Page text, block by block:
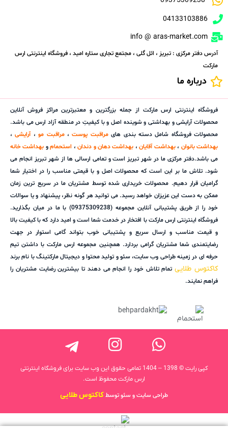
04133103886
info @ aras-market.com
آدرس دفتر مرکزی : تبریز ، ائل گلی ، مجتمع تجاری ستاره امید ، فروشگاه اینترنتی ارس
مارکت
درباره ما
فروشگاه اینترنتی ارس مارکت از جمله بزرگترین و معتبرترین مراکز فروش آنلاین
محصولات آرایشی و بهداشتی و شوینده اصل و با کیفیتِ در منطقه آزاد ارس می باشد.
محصولات فروشگاه شامل دسته بندی هایمراقبت پوست،مراقبت مو،آرایشی،
بهداشت بانوان ،بهداشت آقایان، بهداشت دهان و دندان، استحمامو بهداشت خانه
می باشد.دفتر مرکزی ما در شهر تبریز است و تمامی ارسالی ها از شهر تبریز انجام می
شود. تلاش ما بر این است که محصولات اصل و با قیمتی مناسب را در اختیار شما
گرامیان قرار دهیم. محصولات خریداری شده توسط مشتریان ما در سریع ترین زمان
ممکن به دست این عزیزان خواهد رسید. می توانید هر گونه نظر، پیشنهاد و یا سوالات
خود را از طریق پشتیبانی آنلاین مجموعه (09375309238) با ما در میان بگذارید.
فروشگاه اینترنتی ارس مارکت با افتخار در خدمت شما است و امید دارد که با کیفیت بالا
و قیمت مناسب و ارسال سریع و پشتیبانی خوب بتواند گامی استوار در جهت
رضایتمندی شما مشتریان گرامی بردارد. همچنین مجموعه ارس مارکت با داشتن تیم
حرفه ای در زمینه طراحی وب سایت، سئو و تولید محتوا و دیجیتال مارکتینگ با نام برند
کاکتوس طلاییتمام تلاش خود را انجام می دهند تا بیشترین رضایت مشتریان را
فراهم نمایند.
کپی رایت © 1398 – 1404 تمامی حقوق این وب سایت برای فروشگاه اینترنتی
ارس مارکت محفوظ است.
طراحی سایت و سئو توسطکاکتوس طلایی